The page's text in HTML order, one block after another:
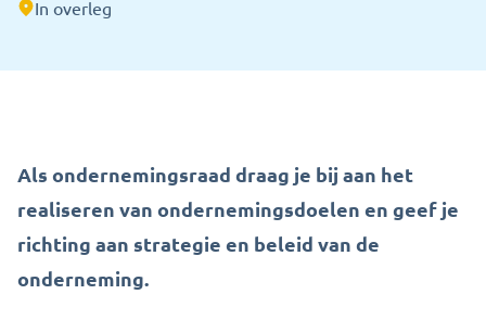
In overleg
Als ondernemingsraad draag je bij aan het
realiseren van ondernemingsdoelen en geef je
richting aan strategie en beleid van de
onderneming.